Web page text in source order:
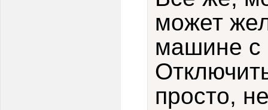
может
машине с
просто,